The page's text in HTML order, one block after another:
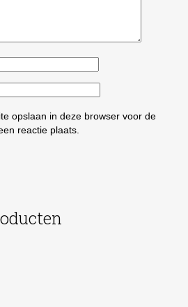
opslaan in deze browser voor de
reactie plaats.